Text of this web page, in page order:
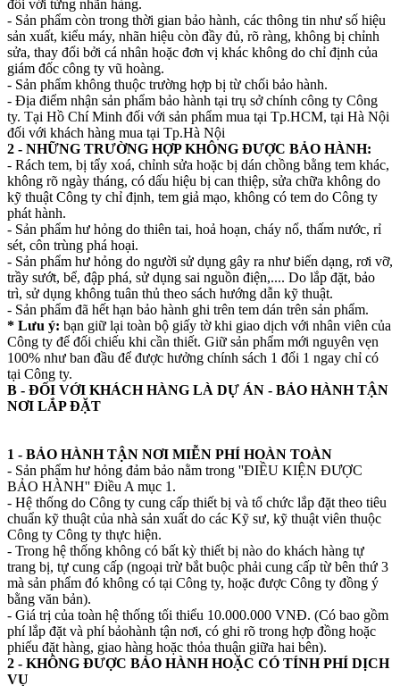
đối với từng nhãn hàng.
- Sản phẩm còn trong thời gian bảo hành, các thông tin như số hiệu
sản xuất, kiểu máy, nhãn hiệu còn đầy đủ, rõ ràng, không bị chỉnh
sửa, thay đổi bởi cá nhân hoặc đơn vị khác không do chỉ định của
giám đốc công ty vũ hoàng.
- Sản phẩm không thuộc trường hợp bị từ chối bảo hành.
- Địa điểm nhận sản phẩm bảo hành tại trụ sở chính công ty Công
ty. Tại Hồ Chí Minh đối với sản phẩm mua tại Tp.HCM, tại Hà Nội
đối với khách hàng mua tại Tp.Hà Nội
2 - NHỮNG TRƯỜNG HỢP KHÔNG ĐƯỢC BẢO HÀNH:
- Rách tem, bị tẩy xoá, chỉnh sửa hoặc bị dán chồng bằng tem khác,
không rõ ngày tháng, có dấu hiệu bị can thiệp, sửa chữa không do
kỹ thuật Công ty chỉ định, tem giả mạo, không có tem do Công ty
phát hành.
- Sản phẩm hư hỏng do thiên tai, hoả hoạn, cháy nổ, thấm nước, rỉ
sét, côn trùng phá hoại.
- Sản phẩm hư hỏng do người sử dụng gây ra như biến dạng, rơi vỡ,
trầy sướt, bể, đập phá, sử dụng sai nguồn điện,.... Do lắp đặt, bảo
trì, sử dụng không tuân thủ theo sách hướng dẫn kỹ thuật.
- Sản phẩm đã hết hạn bảo hành ghi trên tem dán trên sản phẩm.
* Lưu ý: bạn giữ lại toàn bộ giấy tờ khi giao dịch với nhân viên của
Công ty để đối chiếu khi cần thiết. Giữ sản phẩm mới nguyên vẹn
100% như ban đầu để được hưởng chính sách 1 đổi 1 ngay chỉ có
tại Công ty.
B - ĐỐI VỚI KHÁCH HÀNG LÀ DỰ ÁN - BẢO HÀNH TẬN
NƠI LẮP ĐẶT
1 - BẢO HÀNH TẬN NƠI MIỄN PHÍ HOÀN TOÀN
- Sản phẩm hư hỏng đảm bảo nằm trong ''ĐIỀU KIỆN ĐƯỢC
BẢO HÀNH'' Điều A mục 1.
- Hệ thống do Công ty cung cấp thiết bị và tổ chức lắp đặt theo tiêu
chuẩn kỹ thuật của nhà sản xuất do các Kỹ sư, kỹ thuật viên thuộc
Công ty Công ty thực hiện.
- Trong hệ thống không có bất kỳ thiết bị nào do khách hàng tự
trang bị, tự cung cấp (ngoại trừ bắt buộc phải cung cấp từ bên thứ 3
mà sản phẩm đó không có tại Công ty, hoặc được Công ty đồng ý
bằng văn bản).
- Giá trị của toàn hệ thống tối thiểu 10.000.000 VNĐ. (Có bao gồm
phí lắp đặt và phí bảohành tận nơi, có ghi rõ trong hợp đồng hoặc
phiếu đặt hàng, giao hàng hoặc thỏa thuận giữa hai bên).
2 - KHÔNG ĐƯỢC BẢO HÀNH HOẶC CÓ TÍNH PHÍ DỊCH
VỤ